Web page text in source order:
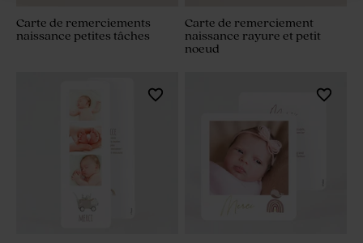
Carte de remerciements
naissance petites tâches
Carte de remerciement
naissance rayure et petit
noeud